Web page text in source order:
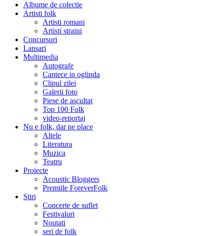
Albume de colectie
Artisti folk
Artisti romani
Artisti straini
Concursuri
Lansari
Multimedia
Autografe
Cantece in oglinda
Clipul zilei
Galerii foto
Piese de ascultat
Top 100 Folk
video-reportaj
Nu e folk, dar ne place
Altele
Literatura
Muzica
Teatru
Proiecte
Acoustic Bloggers
Premiile ForeverFolk
Stiri
Concerte de suflet
Festivaluri
Noutati
seri de folk